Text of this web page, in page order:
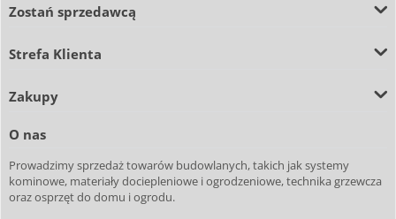
Zostań sprzedawcą
Strefa Klienta
Zakupy
O nas
Prowadzimy sprzedaż towarów budowlanych, takich jak systemy
kominowe, materiały dociepleniowe i ogrodzeniowe, technika grzewcza
oraz osprzęt do domu i ogrodu.